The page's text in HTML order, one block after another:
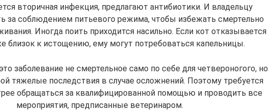
вторичная инфекция, предлагают антибиотики. И владельцу
за соблюдением питьевого режима, чтобы избежать смертельно
Иногда поить приходится насильно. Если кот отказывается
близок к истощению, ему могут потребоваться капельницы.
заболевание не смертельное само по себе для четвероногого, но
тяжелые последствия в случае осложнений. Поэтому требуется
обращаться за квалифицированной помощью и проводить все
мероприятия, предписанные ветеринаром.